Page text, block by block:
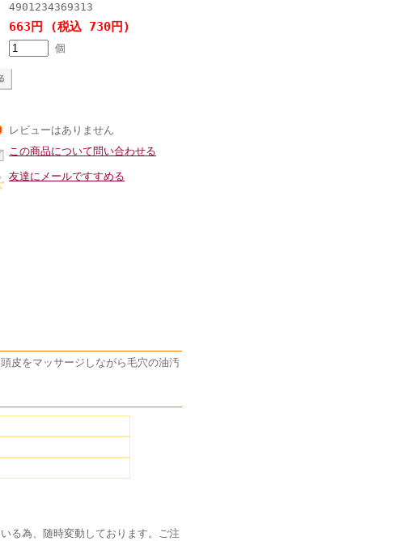
4901234369313
663円 (税込 730円)
個
レビューはありません
この商品について問い合わせる
友達にメールですすめる
皮をマッサージしながら毛穴の油汚
る為、随時変動しております。ご注